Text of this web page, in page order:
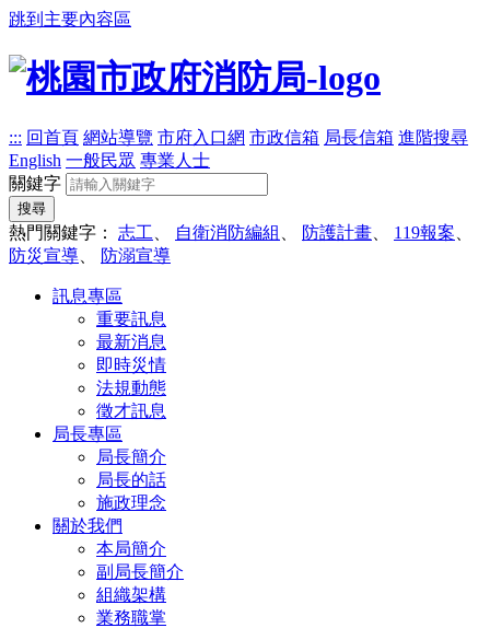
跳到主要內容區
::: 回首頁 網站導覽 市府入口網 市政信箱 局長信箱 進階搜尋
English 一般民眾 專業人士
關鍵字
搜尋
熱門關鍵字： 志工 自衛消防編組 防護計畫 119報案
防災宣導
防溺宣導
訊息專區
重要訊息
最新消息
即時災情
法規動態
徵才訊息
局長專區
局長簡介
局長的話
施政理念
關於我們
本局簡介
副局長簡介
組織架構
業務職掌